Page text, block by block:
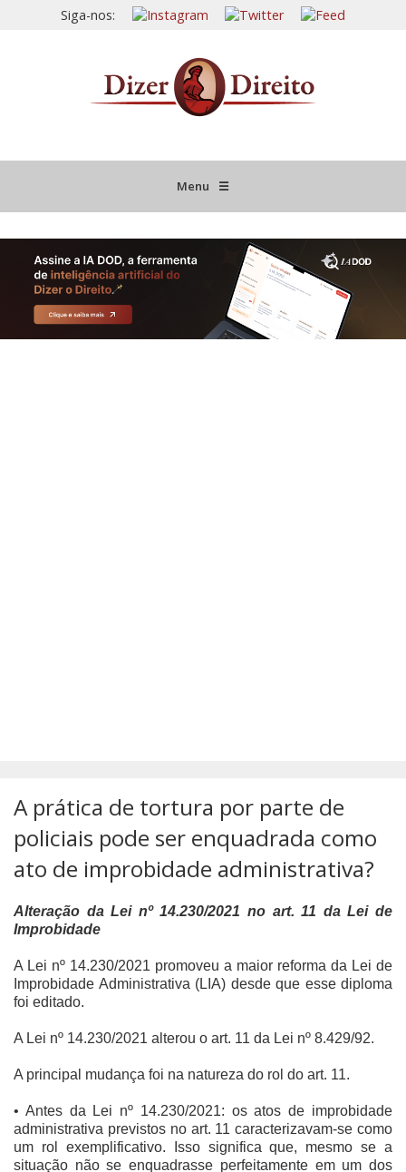
Siga-nos:
Menu ☰
JURISPRUDÊNCIA COMENTADA
INFORMATIVOS COMENTADOS
A prática de tortura por parte de
policiais pode ser enquadrada como
ato de improbidade administrativa?
Alteração da Lei nº 14.230/2021 no art. 11 da Lei de
Improbidade
A Lei nº 14.230/2021 promoveu a maior reforma da Lei de
Improbidade Administrativa (LIA) desde que esse diploma
foi editado.
A Lei nº 14.230/2021 alterou o art. 11 da Lei nº 8.429/92.
A principal mudança foi na natureza do rol do art. 11.
• Antes da Lei nº 14.230/2021: os atos de improbidade
administrativa previstos no art. 11 caracterizavam-se como
um rol exemplificativo. Isso significa que, mesmo se a
situação não se enquadrasse perfeitamente em um dos